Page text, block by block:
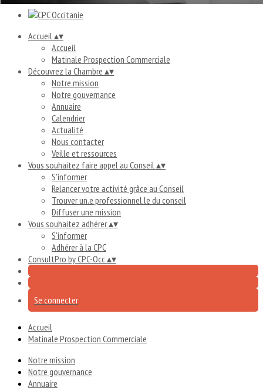
Accueil▴▾
Accueil
Matinale Prospection Commerciale
Découvrez la Chambre ▴▾
Notre mission
Notre gouvernance
Annuaire
Calendrier
Actualité
Nous contacter
Veille et ressources
Vous souhaitez faire appel au Conseil▴▾
S'informer
Relancer votre activité grâce au Conseil
Trouver un.e professionnel.le du conseil
Diffuser une mission
Vous souhaitez adhérer▴▾
S'informer
Adhérer à la CPC
ConsultPro by CPC-Occ▴▾
Se connecter
Accueil
Matinale Prospection Commerciale
Notre mission
Notre gouvernance
Annuaire